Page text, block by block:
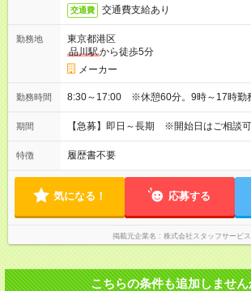
交通費 交通費支給あり
勤務地
東京都港区
品川駅から徒歩5分
メーカー
勤務時間 8:30～17:00 ※休憩60分。9時～17時勤
期間 【急募】即日～長期 ※開始日はご相談
特徴 履歴書不要
気になる！ 応募する
掲載元企業名 株式会社スタッフサービス
こちらの条件も追加しません